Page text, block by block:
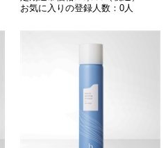
お気に入りの登録人数：0人